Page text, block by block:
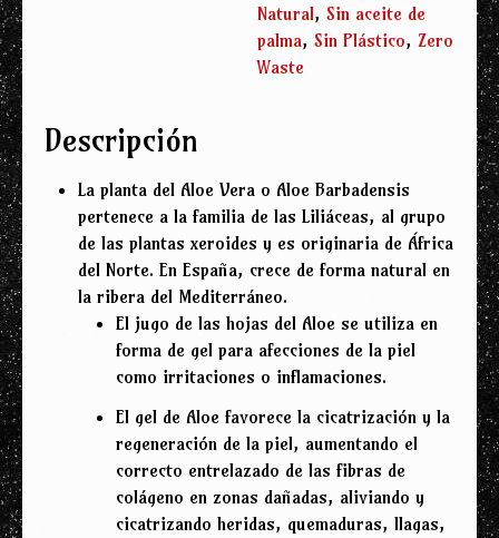
Natural,Sin aceite de
palma,Sin Plástico, Zero
Waste
Descripción
La planta del Aloe Vera o Aloe Barbadensis
pertenece a la familia de las Liliáceas, al grupo
de las plantas xeroides y es originaria de África
del Norte. En España, crece de forma natural en
la ribera del Mediterráneo.
El jugo de las hojas del Aloe se utiliza en
forma de gel para afecciones de la piel
como irritaciones o inflamaciones.
El gel de Aloe favorece la cicatrización y la
regeneración de la piel, aumentando el
correcto entrelazado de las fibras de
colágeno en zonas dañadas, aliviando y
cicatrizando heridas, quemaduras, llagas,